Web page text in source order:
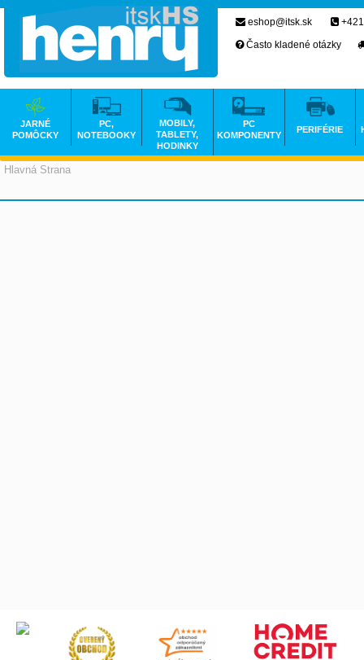
Hlavná Strana
eshop@itsk.sk
Často kladené otázky
JARNÉ
POMÔCKY
PC,
NOTEBOOKY
MOBILY,
TABLETY,
HODINKY
PC
KOMPONENTY
PERIFÉRIE